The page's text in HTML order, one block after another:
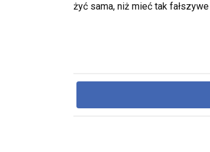
żyć sama, niż mieć tak